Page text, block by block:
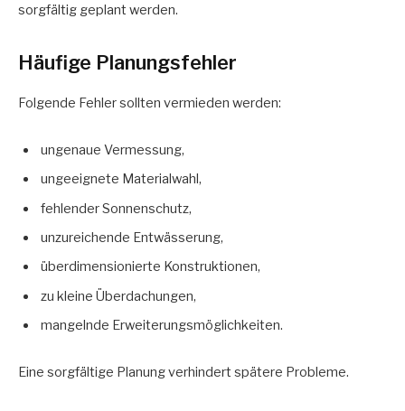
sorgfältig geplant werden.
Häufige Planungsfehler
Folgende Fehler sollten vermieden werden:
ungenaue Vermessung,
ungeeignete Materialwahl,
fehlender Sonnenschutz,
unzureichende Entwässerung,
überdimensionierte Konstruktionen,
zu kleine Überdachungen,
mangelnde Erweiterungsmöglichkeiten.
Eine sorgfältige Planung verhindert spätere Probleme.